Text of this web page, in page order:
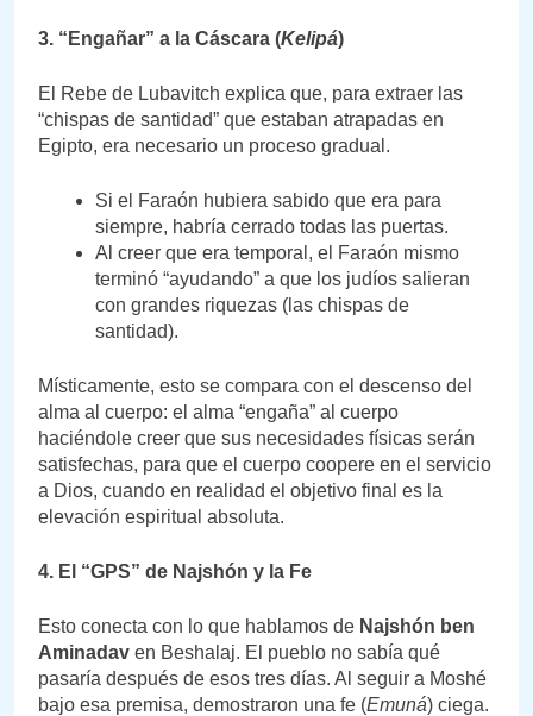
3. “Engañar” a la Cáscara (Kelipá)
El Rebe de Lubavitch explica que, para extraer las
“chispas de santidad” que estaban atrapadas en
Egipto, era necesario un proceso gradual.
Si el Faraón hubiera sabido que era para
siempre, habría cerrado todas las puertas.
Al creer que era temporal, el Faraón mismo
terminó “ayudando” a que los judíos salieran
con grandes riquezas (las chispas de
santidad).
Místicamente, esto se compara con el descenso del
alma al cuerpo: el alma “engaña” al cuerpo
haciéndole creer que sus necesidades físicas serán
satisfechas, para que el cuerpo coopere en el servicio
a Dios, cuando en realidad el objetivo final es la
elevación espiritual absoluta.
4. El “GPS” de Najshón y la Fe
Esto conecta con lo que hablamos de Najshón ben
Aminadav en Beshalaj. El pueblo no sabía qué
pasaría después de esos tres días. Al seguir a Moshé
bajo esa premisa, demostraron una fe (Emuná) ciega.